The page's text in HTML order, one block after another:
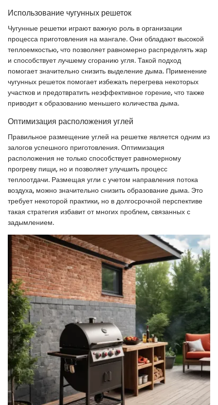
Использование чугунных решеток
Чугунные решетки играют важную роль в организации
процесса приготовления на мангале. Они обладают высокой
теплоемкостью, что позволяет равномерно распределять жар
и способствует лучшему сгоранию угля. Такой подход
помогает значительно снизить выделение дыма. Применение
чугунных решеток помогает избежать перегрева некоторых
участков и предотвратить неэффективное горение, что также
приводит к образованию меньшего количества дыма.
Оптимизация расположения углей
Правильное размещение углей на решетке является одним из
залогов успешного приготовления. Оптимизация
расположения не только способствует равномерному
прогреву пищи, но и позволяет улучшить процесс
теплоотдачи. Размещая угли с учетом направления потока
воздуха, можно значительно снизить образование дыма. Это
требует некоторой практики, но в долгосрочной перспективе
такая стратегия избавит от многих проблем, связанных с
задымлением.